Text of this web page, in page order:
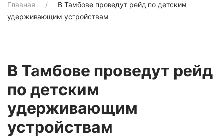
Главная
В Тамбове проведут рейд по детским
удерживающим устройствам
В Тамбове проведут рейд
по детским
удерживающим
устройствам